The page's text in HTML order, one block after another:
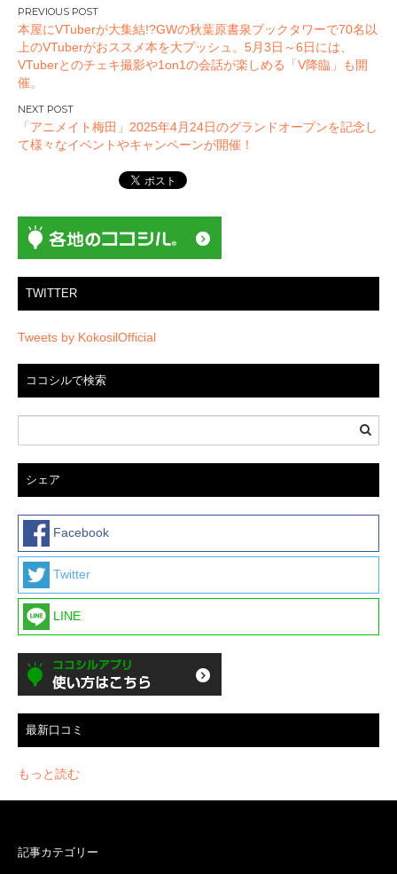
投
稿
ナ
ビ
ゲ
ー
シ
本屋にVTuberが大集結!?GWの秋葉原書泉ブックタワーで70名以
上のVTuberがおススメ本を大プッシュ。5月3日～6日には、
VTuberとのチェキ撮影や1on1の会話が楽しめる「V降臨」も開
催。
「アニメイト梅田」2025年4月24日のグランドオープンを記念し
て様々なイベントやキャンペーンが開催！
TWITTER
Tweets by KokosilOfficial
ココシルで検索
シェア
Facebook
Twitter
LINE
最新口コミ
もっと読む
記事カテゴリー